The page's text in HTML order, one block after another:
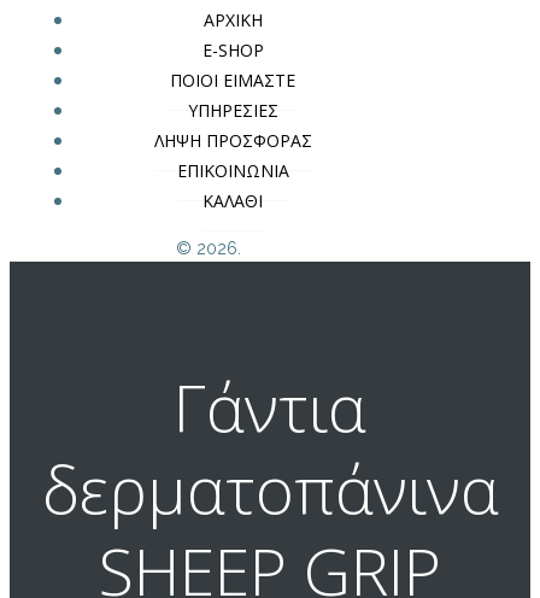
ΑΡΧΙΚΗ
E-SHOP
ΠΟΙΟΙ ΕΙΜΑΣΤΕ
ΥΠΗΡΕΣΙΕΣ
ΛΗΨΗ ΠΡΟΣΦΟΡΑΣ
ΕΠΙΚΟΙΝΩΝΙΑ
ΚΑΛΑΘΙ
© 2026.
Γάντια
δερματοπάνινα
SHEEP GRIP